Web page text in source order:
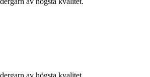
av högsta kvalitet.